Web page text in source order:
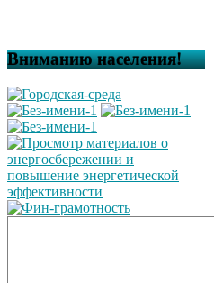
Вниманию населения!